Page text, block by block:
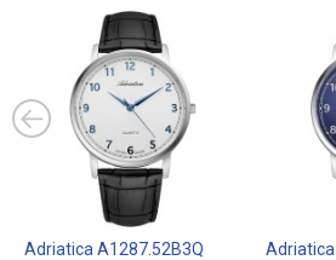
Adriatica A1287.52B3Q